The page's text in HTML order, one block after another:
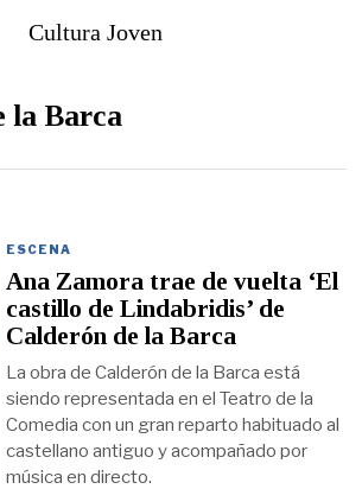
Cultura Joven
la Barca
ESCENA
Ana Zamora trae de vuelta ‘El
castillo de Lindabridis’ de
Calderón de la Barca
La obra de Calderón de la Barca está
siendo representada en el Teatro de la
Comedia con un gran reparto habituado al
castellano antiguo y acompañado por
música en directo.